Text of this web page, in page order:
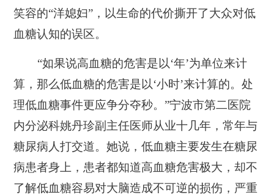
笑容的“洋媳妇”，以生命的代价撕开了大众对低
血糖认知的误区。
“如果说高血糖的危害是以‘年’为单位来计
算，那么低血糖的危害是以‘小时’来计算的。处
理低血糖事件更应争分夺秒。”宁波市第二医院
内分泌科姚丹珍副主任医师从业十几年，常年与
糖尿病人打交道。她说，低血糖主要发生在糖尿
病患者身上，患者都知道高血糖危害极大，却不
了解低血糖容易对大脑造成不可逆的损伤，严重